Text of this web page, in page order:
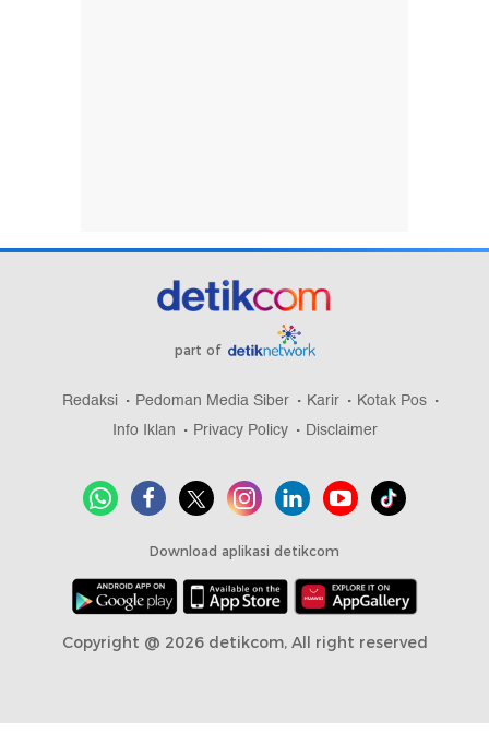
part of
Redaksi Pedoman Media Siber Karir
Kotak Pos
Info Iklan
Privacy Policy Disclaimer
Download aplikasi detikcom
Copyright @ 2026 detikcom, All right reserved